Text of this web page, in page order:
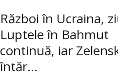
Război în Ucraina,
Luptele în Bahmut
continuă, iar
întăr...